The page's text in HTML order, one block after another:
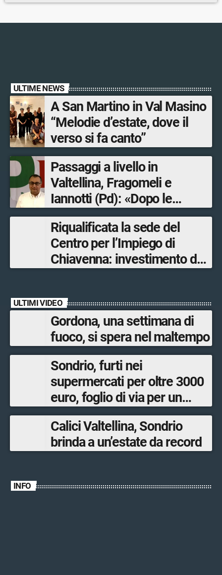
ULTIME NEWS
A San Martino in Val Masino
“Melodie d’estate, dove il
verso si fa canto”
Passaggi a livello in
Valtellina, Fragomeli e
Iannotti (Pd): «Dopo le
Olimpiadi solo un terzo delle
opere sostitutive sarà
ultimato entro il 2026»
Riqualificata la sede del
Centro per l’Impiego di
Chiavenna: investimento da
ULTIMI VIDEO
Gordona, una settimana di
fuoco, si spera nel maltempo
Sondrio, furti nei
supermercati per oltre 3000
euro, foglio di via per un
ventinovenne
Calici Valtellina, Sondrio
brinda a un’estate da record
INFO